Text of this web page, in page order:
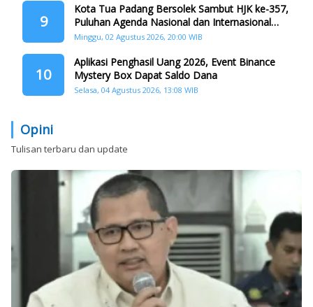
9
Kota Tua Padang Bersolek Sambut HJK ke-357,
Puluhan Agenda Nasional dan Internasional
Siap Digelar
Minggu, 02 Agustus 2026, 20:00 WIB
10
Aplikasi Penghasil Uang 2026, Event Binance
Mystery Box Dapat Saldo Dana
Selasa, 04 Agustus 2026, 13:08 WIB
Opini
Tulisan terbaru dan update